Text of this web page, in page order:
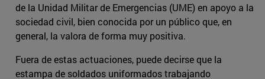
de la Unidad Militar de Emergencias (UME) en apoyo a la
sociedad civil, bien conocida por un público que, en
general, la valora de forma muy positiva.
Fuera de estas actuaciones, puede decirse que la
estampa de soldados uniformados trabajando